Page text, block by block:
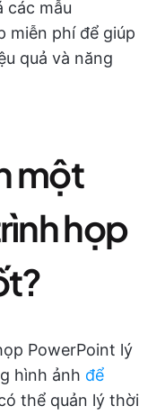
các mẫu
miễn phí để giúp
quả và năng
một
họp
PowerPoint lý
hình ảnh để
thể quản lý thời